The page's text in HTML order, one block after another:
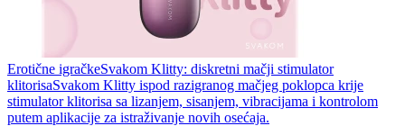
Erotične igračkeSvakom Klitty: diskretni mačji stimulator
klitorisaSvakom Klitty ispod razigranog mačjeg poklopca krije
stimulator klitorisa sa lizanjem, sisanjem, vibracijama i kontrolom
putem aplikacije za istraživanje novih osećaja.